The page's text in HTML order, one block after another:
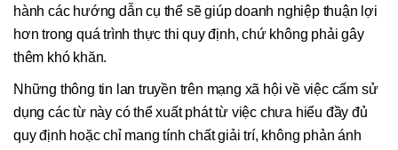
hành các hướng dẫn cụ thể sẽ giúp doanh nghiệp thuận lợi
hơn trong quá trình thực thi quy định, chứ không phải gây
thêm khó khăn.
Những thông tin lan truyền trên mạng xã hội về việc cấm sử
dụng các từ này có thể xuất phát từ việc chưa hiểu đầy đủ
quy định hoặc chỉ mang tính chất giải trí, không phản ánh